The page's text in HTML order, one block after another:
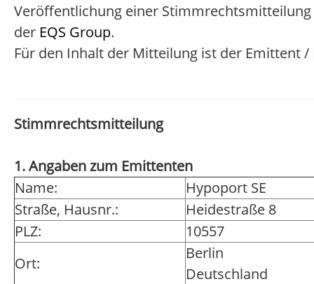
Veröffentlichung einer
der EQS Group.
Für den Inhalt der Mitteilung ist der Emittent
Stimmrechtsmitteilung
1. Angaben zum Emittenten
Name:
Hypoport SE
Straße, Hausnr.:
Heidestraße 8
PLZ:
10557
Ort:
Berlin
Deutschland